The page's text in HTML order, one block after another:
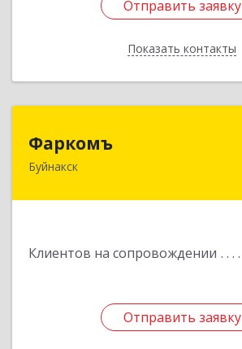
Отправить заявку
Показать контакты
Отправить заявку
Назад
Фаркомъ
Буйнакск
Клиентов на сопровождении
Отправить заявку
Отправить заявку